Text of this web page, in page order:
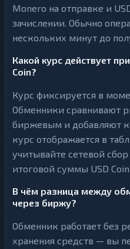
Monero на отправке и
зачислении. Обычно
нескольких минут до
Какой курс действует
Coin?
Курс фиксируется в
Обменники сравнивают
биржевым и добавляют
курс отображается в
учитывайте сетевой
итоговой суммы USD Coin.
В чём разница между
через биржу?
Обменник работает без
хранения средств — вы